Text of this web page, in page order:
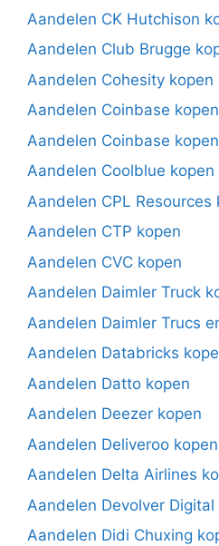
Aandelen CK Hutchison
Aandelen Club Brugge
Aandelen Cohesity kopen
Aandelen Coinbase kopen
Aandelen Coinbase kopen
Aandelen Coolblue kopen
Aandelen CPL Resources
Aandelen CTP kopen
Aandelen CVC kopen
Aandelen Daimler Truck
Aandelen Daimler Trucs
Aandelen Databricks
Aandelen Datto kopen
Aandelen Deezer kopen
Aandelen Deliveroo kopen
Aandelen Delta Airlines
Aandelen Devolver Digital
Aandelen Didi Chuxing